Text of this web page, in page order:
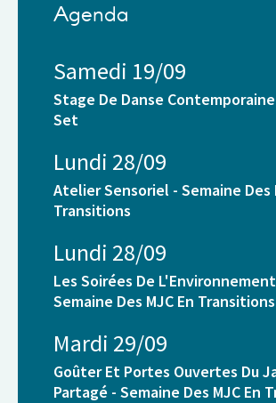
Agenda
Samedi 19/09
Stage De Danse
Set
Lundi 28/09
Atelier Sensoriel - Semaine Des
Transitions
Lundi 28/09
Les Soirées De
Semaine Des MJC En Transitions
Mardi 29/09
Goûter Et Portes Ouvertes Du
Partagé - Semaine Des MJC En